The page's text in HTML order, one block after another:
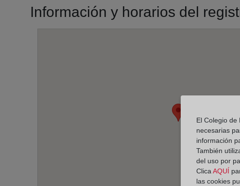
Información y horarios del
El Colegio de
necesarias
información
También
del uso por
ClicaAQUÍ
las cookies